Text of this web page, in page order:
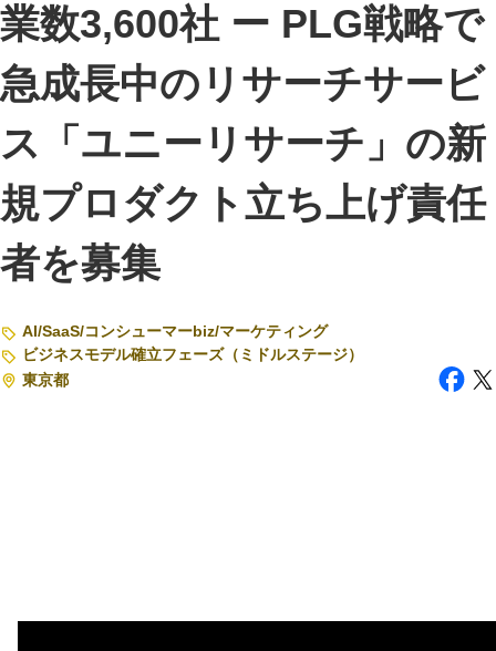
Startup Magazine
注目スタートアップ
イベント・セミナー
特集記事
転職
大学発スタートアップ
導入事例
業数3,600社 ー PLG戦略で
急成長中のリサーチサービ
ス「ユニーリサーチ」の新
規プロダクト立ち上げ責任
者を募集
AI/SaaS/コンシューマーbiz/マーケティング
ビジネスモデル確立フェーズ（ミドルステージ）
東京都